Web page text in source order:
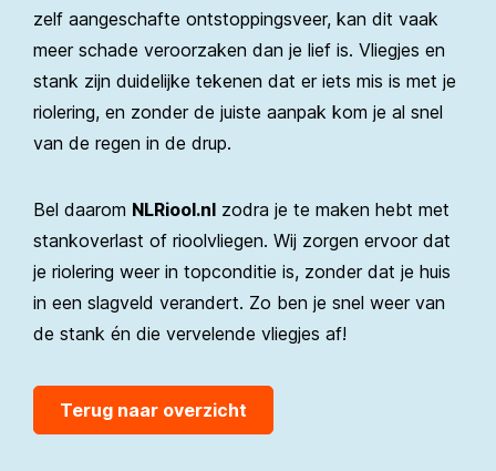
zelf aangeschafte ontstoppingsveer, kan dit vaak
meer schade veroorzaken dan je lief is. Vliegjes en
stank zijn duidelijke tekenen dat er iets mis is met je
riolering, en zonder de juiste aanpak kom je al snel
van de regen in de drup.
Bel daarom NLRiool.nl zodra je te maken hebt met
stankoverlast of rioolvliegen. Wij zorgen ervoor dat
je riolering weer in topconditie is, zonder dat je huis
in een slagveld verandert. Zo ben je snel weer van
de stank én die vervelende vliegjes af!
Terug naar overzicht